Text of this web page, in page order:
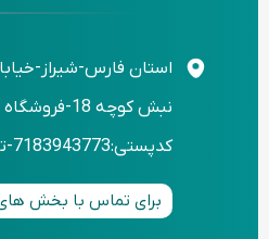
استان فارس-شیراز-
کدپستی:7183943773-تلفن:91014658-071
برای تماس با بخش